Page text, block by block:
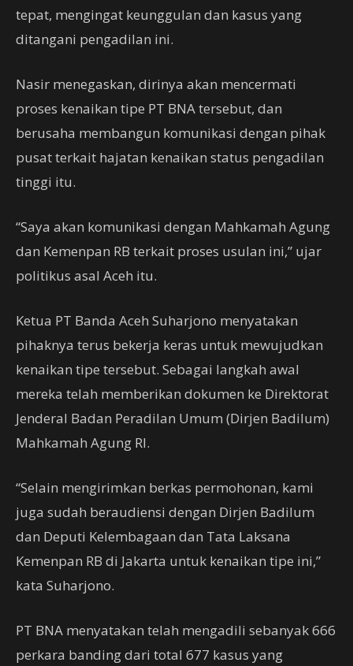
tepat, mengingat keunggulan dan kasus yang
ditangani pengadilan ini.
Nasir menegaskan, dirinya akan mencermati
proses kenaikan tipe PT BNA tersebut, dan
berusaha membangun komunikasi dengan pihak
pusat terkait hajatan kenaikan status pengadilan
tinggi itu.
“Saya akan komunikasi dengan Mahkamah Agung
dan Kemenpan RB terkait proses usulan ini,” ujar
politikus asal Aceh itu.
Ketua PT Banda Aceh Suharjono menyatakan
pihaknya terus bekerja keras untuk mewujudkan
kenaikan tipe tersebut. Sebagai langkah awal
mereka telah memberikan dokumen ke Direktorat
Jenderal Badan Peradilan Umum (Dirjen Badilum)
Mahkamah Agung RI.
“Selain mengirimkan berkas permohonan, kami
juga sudah beraudiensi dengan Dirjen Badilum
dan Deputi Kelembagaan dan Tata Laksana
Kemenpan RB di Jakarta untuk kenaikan tipe ini,”
kata Suharjono.
PT BNA menyatakan telah mengadili sebanyak 666
perkara banding dari total 677 kasus yang